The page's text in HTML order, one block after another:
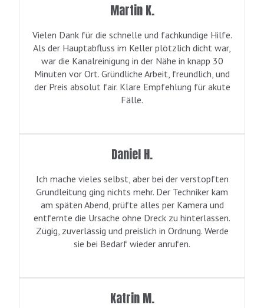
Martin K.
Vielen Dank für die schnelle und fachkundige Hilfe.
Als der Hauptabfluss im Keller plötzlich dicht war,
war die Kanalreinigung in der Nähe in knapp 30
Minuten vor Ort. Gründliche Arbeit, freundlich, und
der Preis absolut fair. Klare Empfehlung für akute
Fälle.
Daniel H.
Ich mache vieles selbst, aber bei der verstopften
Grundleitung ging nichts mehr. Der Techniker kam
am späten Abend, prüfte alles per Kamera und
entfernte die Ursache ohne Dreck zu hinterlassen.
Zügig, zuverlässig und preislich in Ordnung. Werde
sie bei Bedarf wieder anrufen.
Katrin M.